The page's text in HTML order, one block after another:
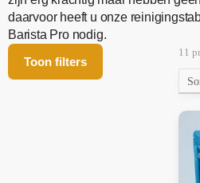
daarvoor heeft u onze
Barista Pro nodig.
Toon filters
11